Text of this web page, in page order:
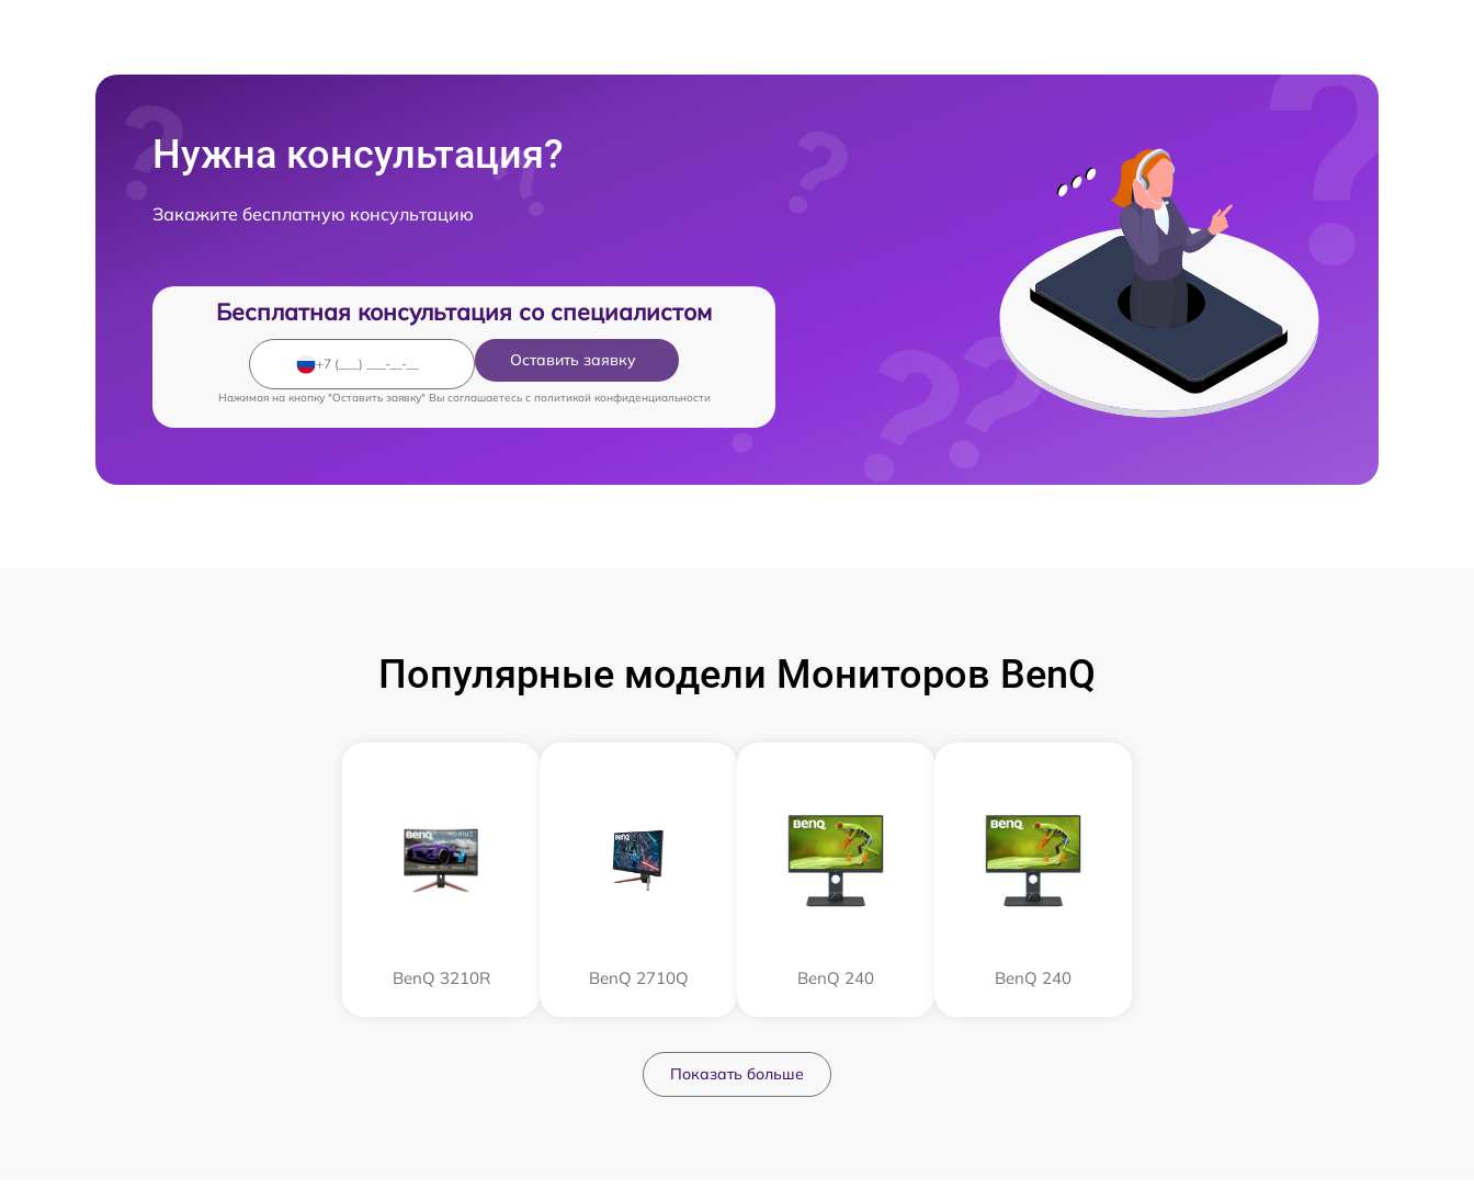
Нужна консультация?
Закажите бесплатную консультацию
Бесплатная консультация со специалистом
Оставить заявку
Нажимая на кнопку "Оставить заявку" Вы соглашаетесь c политикой конфиденциальности
Популярные модели Мониторов BenQ
BenQ 3210R BenQ 2710Q BenQ 240 BenQ 240
Показать больше